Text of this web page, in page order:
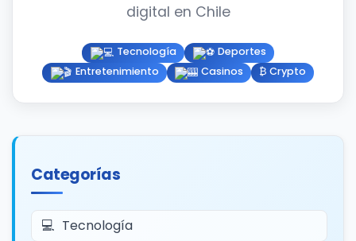
digital en Chile
Tecnología
Deportes
Entretenimiento
Casinos ₿ Crypto
Categorías
Tecnología